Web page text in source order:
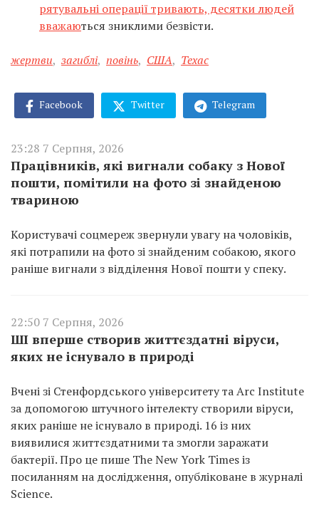
рятувальні операції тривають, десятки людей
вважаються зниклими безвісти.
жертви, загиблі, повінь, США, Техас
Facebook Twitter Telegram
23:28 7 Серпня, 2026
Працівників, які вигнали собаку з Нової
пошти, помітили на фото зі знайденою
твариною
Користувачі соцмереж звернули увагу на чоловіків,
які потрапили на фото зі знайденим собакою, якого
раніше вигнали з відділення Нової пошти у спеку.
22:50 7 Серпня, 2026
ШІ вперше створив життєздатні віруси,
яких не існувало в природі
Вчені зі Стенфордського університету та Arc Institute
за допомогою штучного інтелекту створили віруси,
яких раніше не існувало в природі. 16 із них
виявилися життєздатними та змогли заражати
бактерії. Про це пише The New York Times із
посиланням на дослідження, опубліковане в журналі
Science.